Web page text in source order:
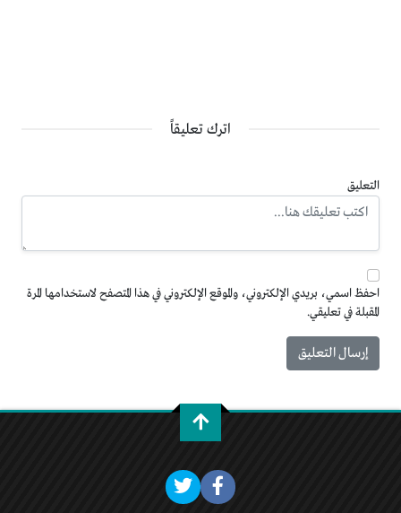
اترك تعليقاً
التعليق
احفظ اسمي، بريدي الإلكتروني، والموقع الإلكتروني في هذا المتصفح لاستخدامها المرة
المقبلة في تعليقي.